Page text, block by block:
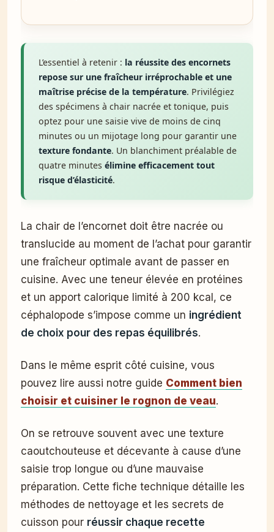
L’essentiel à retenir : la réussite des encornets
repose sur une fraîcheur irréprochable et une
maîtrise précise de la température. Privilégiez
des spécimens à chair nacrée et tonique, puis
optez pour une saisie vive de moins de cinq
minutes ou un mijotage long pour garantir une
texture fondante. Un blanchiment préalable de
quatre minutes élimine efficacement tout
risque d’élasticité.
La chair de l’encornet doit être nacrée ou
translucide au moment de l’achat pour garantir
une fraîcheur optimale avant de passer en
cuisine. Avec une teneur élevée en protéines
et un apport calorique limité à 200 kcal, ce
céphalopode s’impose comme un ingrédient
de choix pour des repas équilibrés.
Dans le même esprit côté cuisine, vous
pouvez lire aussi notre guide Comment bien
choisir et cuisiner le rognon de veau.
On se retrouve souvent avec une texture
caoutchouteuse et décevante à cause d’une
saisie trop longue ou d’une mauvaise
préparation. Cette fiche technique détaille les
méthodes de nettoyage et les secrets de
cuisson pour réussir chaque recette